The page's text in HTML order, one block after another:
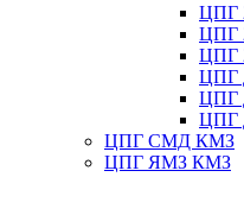
ЦПГ
ЦПГ
ЦПГ
ЦПГ
ЦПГ
ЦПГ
ЦПГ СМД КМЗ
ЦПГ ЯМЗ КМЗ